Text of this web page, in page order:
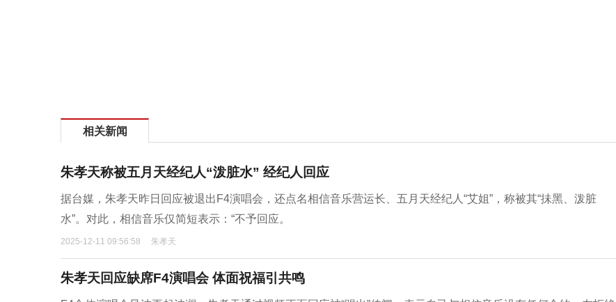
相关新闻
朱孝天称被五月天经纪人“泼脏水” 经纪人回应
据台媒，朱孝天昨日回应被退出F4演唱会，还点名相信音乐营运长、五月天经纪人“艾姐”，称被其“抺黑、泼脏
水”。对此，相信音乐仅简短表示：“不予回应。
2025-12-11 09:56:58 朱孝天
朱孝天回应缺席F4演唱会 体面祝福引共鸣